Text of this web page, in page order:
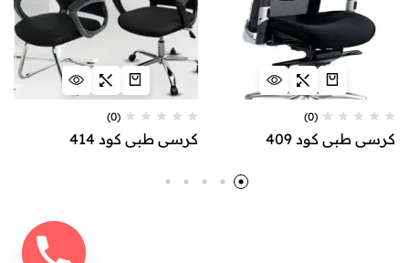
(0)
كرسي طبي كود 409
(0)
كرسي طبي كود 414